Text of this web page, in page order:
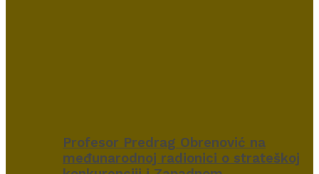
Profesor Predrag Obrenović na
međunarodnoj radionici o strateškoj